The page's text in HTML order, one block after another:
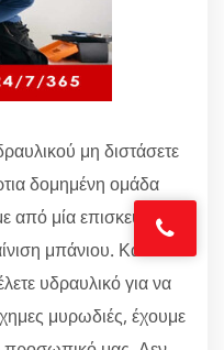
μη διστάσετε
δομημένη ομάδα
από μία επισκευή
μπάνιου. Καλέστε
υδραυλικό για να
μυρωδιές, έχουμε